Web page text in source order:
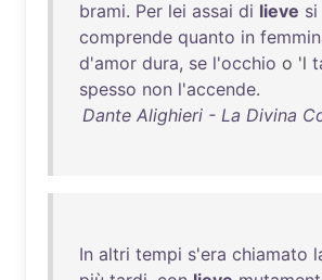
brami. Per lei assai di lieve si
comprende quanto in
d'amor dura, se l'occhio o 'l
spesso non l'accende.
Dante Alighieri - La Divina
In altri tempi s'era chiamato